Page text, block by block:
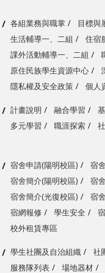
各組業務與職掌 目標與
生活輔導一、二組
住宿
課外活動輔導一、二組
原住民族學生資源中心
隱私權及安全政策
個人
計畫說明 融合學習
多元學習
職涯探索
宿舍申請(陽明校區)
宿
宿舍簡介(陽明校區)
宿
宿舍簡介(光復校區)
宿
宿網報修
學生安全
校外租賃專區
學生社團及自治組織 社
服務隊列表
場地器材